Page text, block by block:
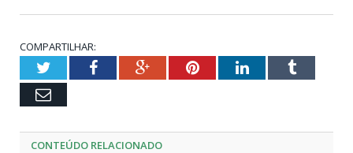
COMPARTILHAR:
TwitterFacebookGoogle+PinterestLinkedInTumblr
Email
CONTEÚDO RELACIONADO